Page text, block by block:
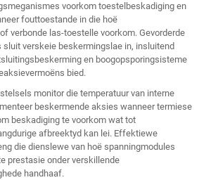
voorkom toestelbeskadiging en
fouttoestande in die hoë
verbonde las-toestelle voorkom. Gevorderde
sluit verskeie beskermingslae in, insluitend
en boogopsporingsisteme
bied.
monitor die temperatuur van interne
beskermende aksies wanneer termiese
beskadiging te voorkom wat tot
afbreektyd kan lei. Effektiewe
die dienslewe van hoë spanningmodules
prestasie onder verskillende
handhaaf.